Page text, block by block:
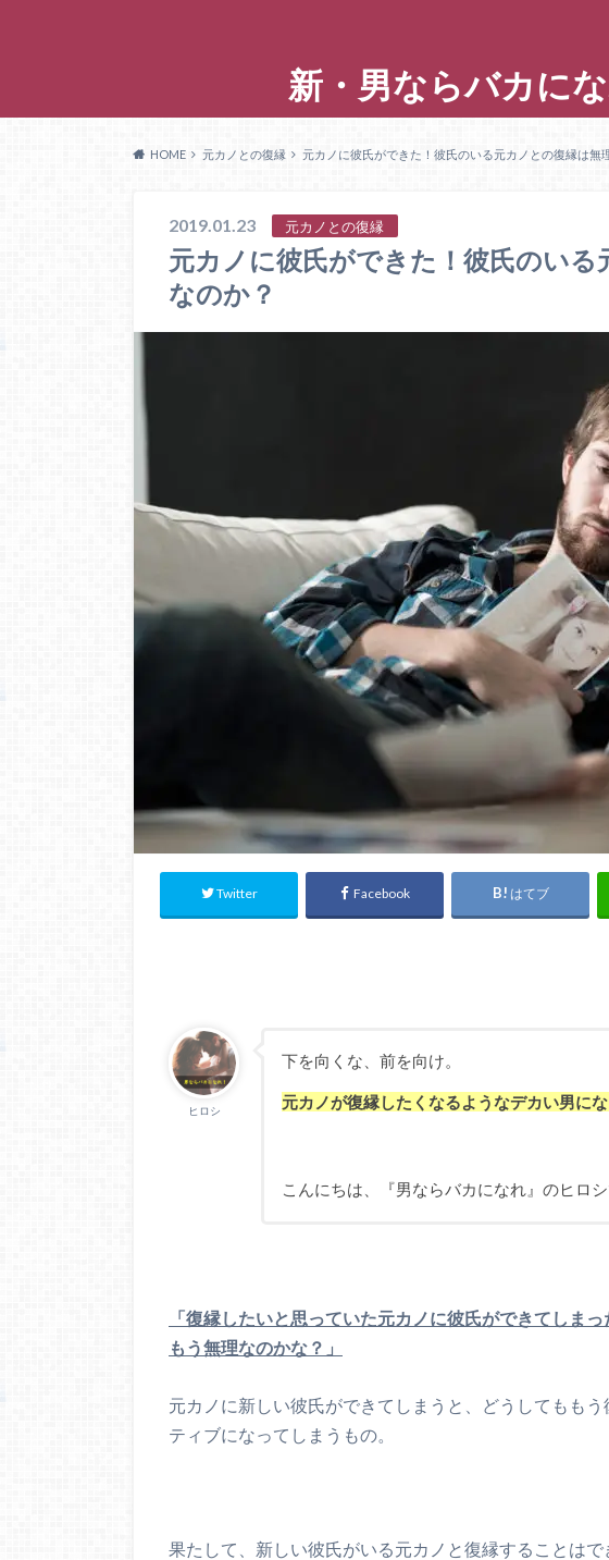
新・男ならバカに
HOME 元カノとの復縁 元カノに彼氏ができた！彼氏のいる元カノとの復縁は無
2019.01.23 元カノとの復縁
元カノに彼氏ができた！彼氏のいる
なのか？
Twitter Facebook はてブ
ヒロシ
下を向くな、前を向け。
元カノが復縁したくなるようなデカい男に
こんにちは、『男ならバカになれ』のヒロシ
「復縁したいと思っていた元カノに彼氏ができてしま
もう無理なのかな？」
元カノに新しい彼氏ができてしまうと、どうしてもも
ティブになってしまうもの。
果たして、新しい彼氏がいる元カノと復縁することはで